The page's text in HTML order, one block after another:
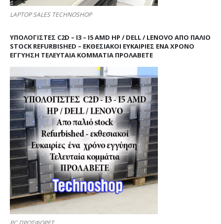
LAPTOP SALES TECHNOSHOP
ΥΠΟΛΟΓΙΣΤΕΣ C2D – I3 – I5 AMD HP / DELL / LENOVO ΑΠΟ ΠΑΛΙΌ
STOCK REFURBISHED – ΕΚΘΕΣΙΑΚΟΊ ΕΥΚΑΙΡΊΕΣ ΈΝΑ ΧΡΌΝΟ
ΕΓΓΎΗΣΗ ΤΕΛΕΥΤΑΊΑ ΚΟΜΜΆΤΙΑ ΠΡΟΛΑΒΕΤΕ